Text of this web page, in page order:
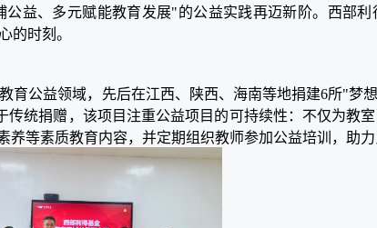
益、多元赋能教育发展"的公益实践再迈新阶。西部
的时刻。
育公益领域，先后在江西、陕西、海南等地捐建6所"梦
统捐赠，该项目注重公益项目的可持续性：不仅为教
等素质教育内容，并定期组织教师参加公益培训，助力